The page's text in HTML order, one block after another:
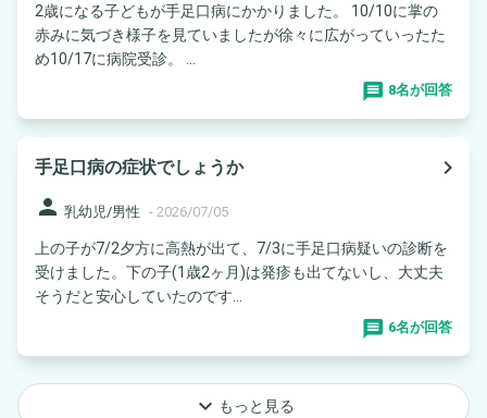
2歳になる子どもが手足口病にかかりました。 10/10に掌の
赤みに気づき様子を見ていましたが徐々に広がっていったた
め10/17に病院受診。 ...
8名が回答
手足口病の症状でしょうか
navigate_next
person 乳幼児/男性 - 2026/07/05
上の子が7/2夕方に高熱が出て、7/3に手足口病疑いの診断を
受けました。下の子(1歳2ヶ月)は発疹も出てないし、大丈夫
そうだと安心していたのです...
6名が回答
keyboard_arrow_down もっと見る